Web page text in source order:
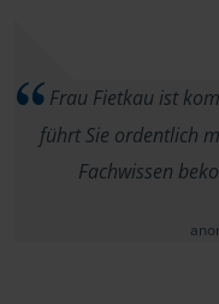
Frau Fietkau ist
führt Sie ordentlich
Fachwissen